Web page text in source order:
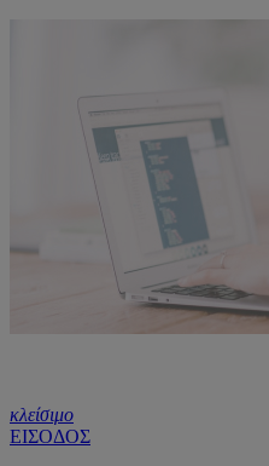
κλείσιμο
ΕΙΣΟΔΟΣ